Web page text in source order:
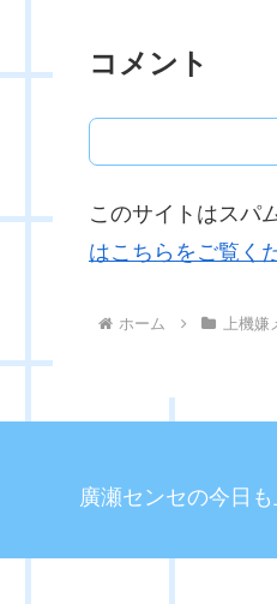
コメント
このサイトはスパ
はこちらをご覧く
ホーム 上機
廣瀬センセの今日